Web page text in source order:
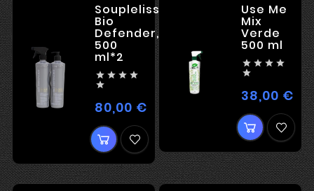
Soupleliss
Bio
Defender,
500
ml*2
   

80,00 €Hind
Use Me
Mix
Verde
500 ml
   

38,00 €